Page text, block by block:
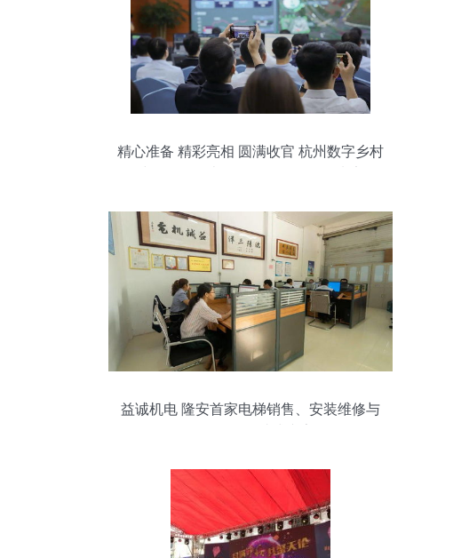
精心准备 精彩亮相 圆满收官 杭州数字乡村
益诚机电 隆安首家电梯销售、安装维修与